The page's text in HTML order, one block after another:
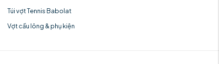
Túi vợt Tennis Babolat
Vợt cầu lông & phụ kiện